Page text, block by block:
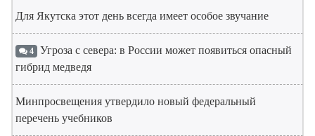
Для Якутска этот день всегда имеет особое звучание
4 Угроза с севера: в России может появиться опасный
гибрид медведя
Минпросвещения утвердило новый федеральный
перечень учебников